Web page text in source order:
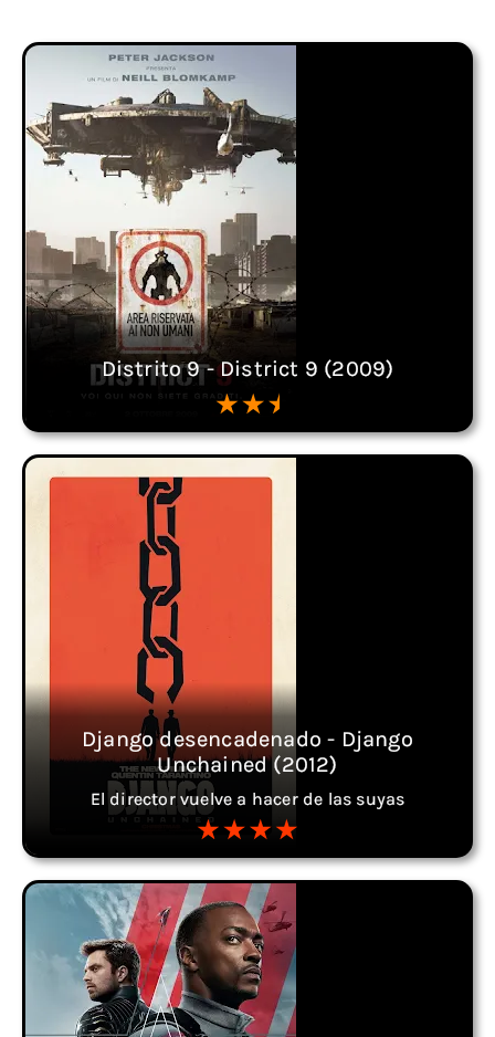
Distrito 9 - District 9 (2009)
Django desencadenado - Django
Unchained (2012)
El director vuelve a hacer de las suyas